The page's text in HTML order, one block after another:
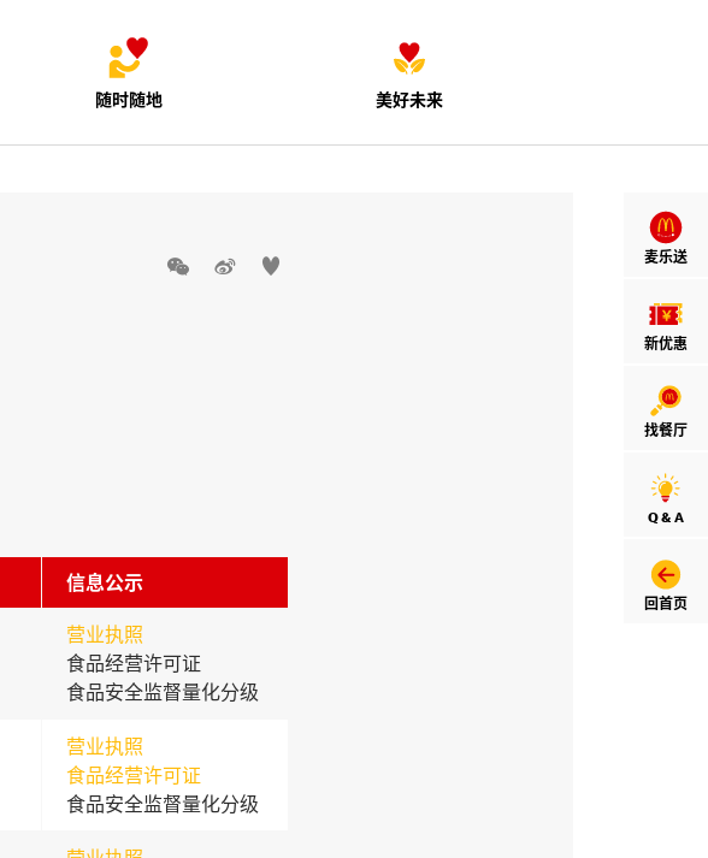
随时随地 美好未来
麦乐送
新优惠
找餐厅
Q & A
回首页
  
信息公示
营业执照
食品经营许可证
食品安全监督量化分级
营业执照
食品经营许可证
食品安全监督量化分级